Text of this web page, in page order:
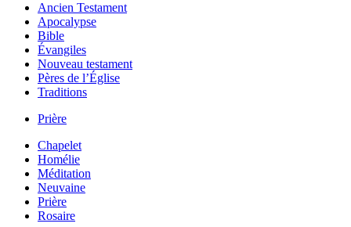
Ancien Testament
Apocalypse
Bible
Évangiles
Nouveau testament
Pères de l’Église
Traditions
Prière
Chapelet
Homélie
Méditation
Neuvaine
Prière
Rosaire